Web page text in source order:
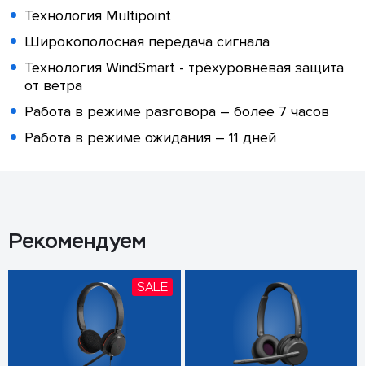
Технология Multipoint
Широкополосная передача сигнала
Технология WindSmart - трёхуровневая защита
от ветра
Работа в режиме разговора – более 7 часов
Работа в режиме ожидания – 11 дней
Рекомендуем
SALE